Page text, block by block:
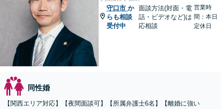
守口市 か
らも相談
受付中
面談方法(対面・電
話・ビデオなど)は
応相談
営業時
間：本日
定休日
同性婚
【関西エリア対応】【夜間面談可】【所属弁護士6名】【離婚に強い